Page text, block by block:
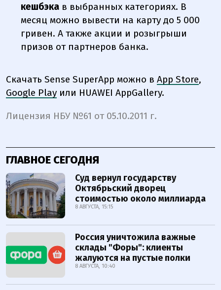
кешбэка в выбранных категориях. В
месяц можно вывести на карту до 5 000
гривен. А также акции и розыгрыши
призов от партнеров банка.
Скачать Sense SuperApp можно в App Store,
Google Play или HUAWEI AppGallery.
Лицензия НБУ №61 от 05.10.2011 г.
ГЛАВНОЕ СЕГОДНЯ
Суд вернул государству
Октябрьский дворец
стоимостью около миллиарда
8 АВГУСТА, 15:15
Россия уничтожила важные
склады "Форы": клиенты
жалуются на пустые полки
8 АВГУСТА, 10:40